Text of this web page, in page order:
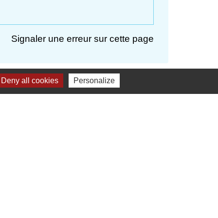
Signaler une erreur sur cette page
Deny all cookies Personalize